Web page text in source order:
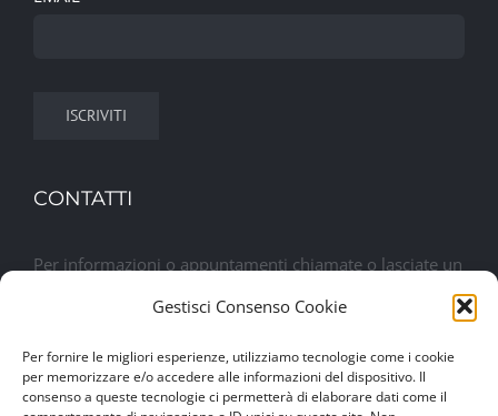
Gestisci Consenso Cookie
Per fornire le migliori esperienze, utilizziamo tecnologie come i cookie
per memorizzare e/o accedere alle informazioni del dispositivo. Il
consenso a queste tecnologie ci permetterà di elaborare dati come il
CONTATTI
Per informazioni o appuntamenti chiamate o lasciate un
messaggio. Sarete contattati al più presto
Lasciaci un messaggio